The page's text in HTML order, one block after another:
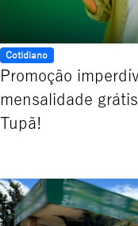
Cotidiano
Promoção
mensalidade
Tupã!